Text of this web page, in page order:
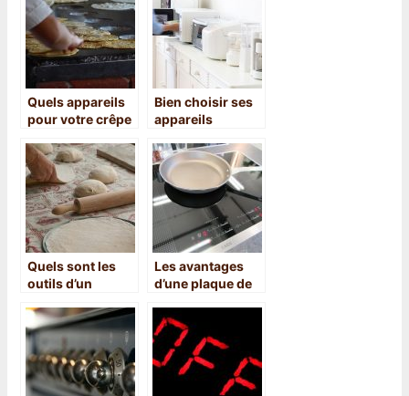
Quels appareils
pour votre crêpe
Bien choisir ses
appareils
Quels sont les
outils d’un
Les avantages
d’une plaque de
induction